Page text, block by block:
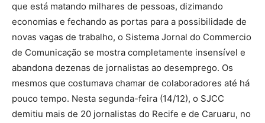
que está matando milhares de pessoas, dizimando
economias e fechando as portas para a possibilidade de
novas vagas de trabalho, o Sistema Jornal do Commercio
de Comunicação se mostra completamente insensível e
abandona dezenas de jornalistas ao desemprego. Os
mesmos que costumava chamar de colaboradores até há
pouco tempo. Nesta segunda-feira (14/12), o SJCC
demitiu mais de 20 jornalistas do Recife e de Caruaru, no